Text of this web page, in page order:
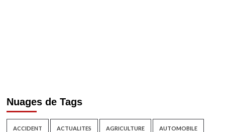
Nuages de Tags
ACCIDENT ACTUALITES AGRICULTURE AUTOMOBILE